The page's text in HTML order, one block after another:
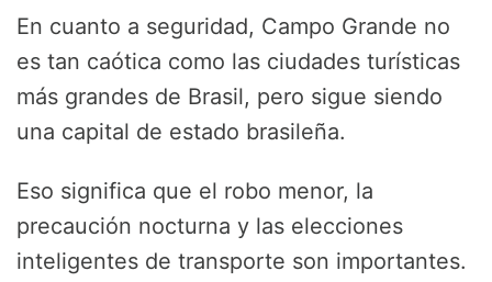
En cuanto a seguridad, Campo Grande no
es tan caótica como las ciudades turísticas
más grandes de Brasil, pero sigue siendo
una capital de estado brasileña.
Eso significa que el robo menor, la
precaución nocturna y las elecciones
inteligentes de transporte son importantes.